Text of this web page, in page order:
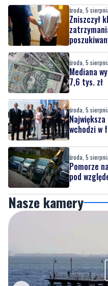
środa, 5
Zniszczył
środa, 5
Mediana
7,6 tys. zł
środa, 5
wchodzi w
środa, 5
Pomorze
pod
Nasze kamery